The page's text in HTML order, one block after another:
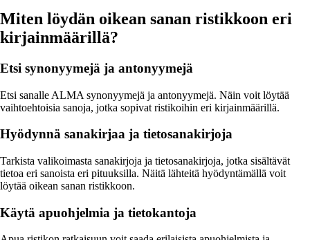
Miten löydän oikean sanan ristikkoon eri
kirjainmäärillä?
Etsi synonyymejä ja antonyymejä
Etsi sanalle ALMA synonyymejä ja antonyymejä. Näin voit löytää
vaihtoehtoisia sanoja, jotka sopivat ristikoihin eri kirjainmäärillä.
Hyödynnä sanakirjaa ja tietosanakirjoja
Tarkista valikoimasta sanakirjoja ja tietosanakirjoja, jotka sisältävät
tietoa eri sanoista eri pituuksilla. Näitä lähteitä hyödyntämällä voit
löytää oikean sanan ristikkoon.
Käytä apuohjelmia ja tietokantoja